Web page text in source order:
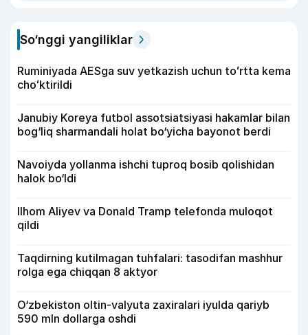
So‘nggi yangiliklar
Ruminiyada AESga suv yetkazish uchun toʻrtta kema
choʻktirildi
Janubiy Koreya futbol assotsiatsiyasi hakamlar bilan
bog‘liq sharmandali holat bo‘yicha bayonot berdi
Navoiyda yollanma ishchi tuproq bosib qolishidan
halok bo‘ldi
Ilhom Aliyev va Donald Tramp telefonda muloqot
qildi
Taqdirning kutilmagan tuhfalari: tasodifan mashhur
rolga ega chiqqan 8 aktyor
O‘zbekiston oltin-valyuta zaxiralari iyulda qariyb
590 mln dollarga oshdi